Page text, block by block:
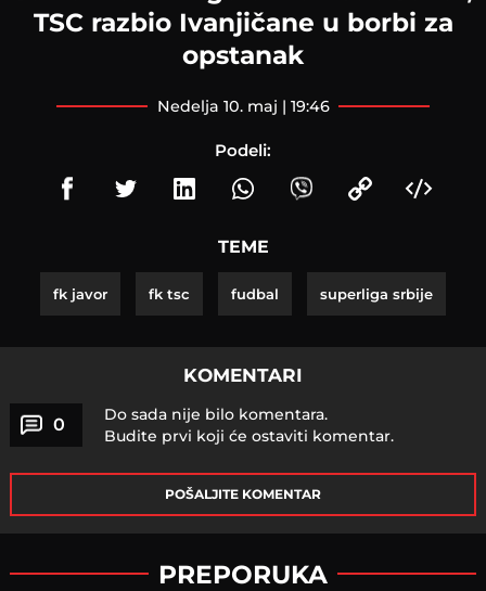
TSC razbio Ivanjičane u borbi za
opstanak
nedelja 10. maj | 19:46
Podeli:
TEME
fk javor fk tsc fudbal superliga srbije
KOMENTARI
0
Do sada nije bilo komentara.
Budite prvi koji će ostaviti komentar.
POŠALJITE KOMENTAR
PREPORUKA